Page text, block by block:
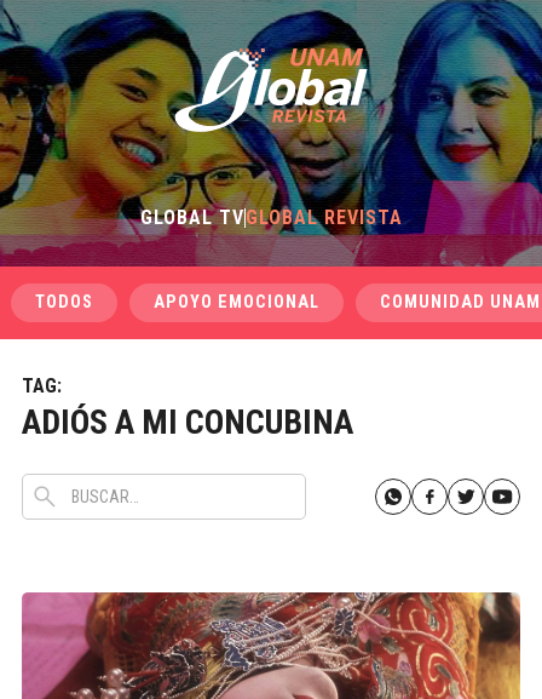
GLOBAL TVGLOBAL REVISTA
TODOS APOYO EMOCIONAL COMUNIDAD UNAM
TAG:
ADIÓS A MI CONCUBINA